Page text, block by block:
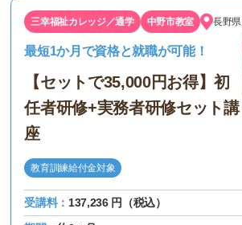
三幸福祉カレッジ／通学 中野市教室 長野県
最短1か月で資格と就職が可能！
【セットで35,000円お得】初
任者研修+実務者研修セット講
座
教育訓練給付金対象
受講料： 137,236 円（税込）